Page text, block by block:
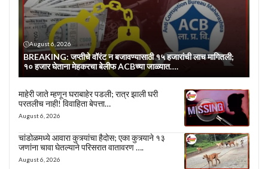
August 6, 2026
BREAKING: जप्तीचे वॉरंट न बजावण्यासाठी १५ हजारांची लाच मागितली;
१० हजार घेताना मेहकरचा बेलीफ ACBच्या जाळ्यात….
माहेरी जाते म्हणून घराबाहेर पडली; रात्र झाली घरी
परतलीच नाही! विवाहिता बेपत्ता…
August 6, 2026
चांडोळमध्ये आवारा कुत्र्यांचा हैदोस; एका कुत्र्याने १३
जणांना चावा घेतल्याने परिसरात वातावरण ….
August 6, 2026